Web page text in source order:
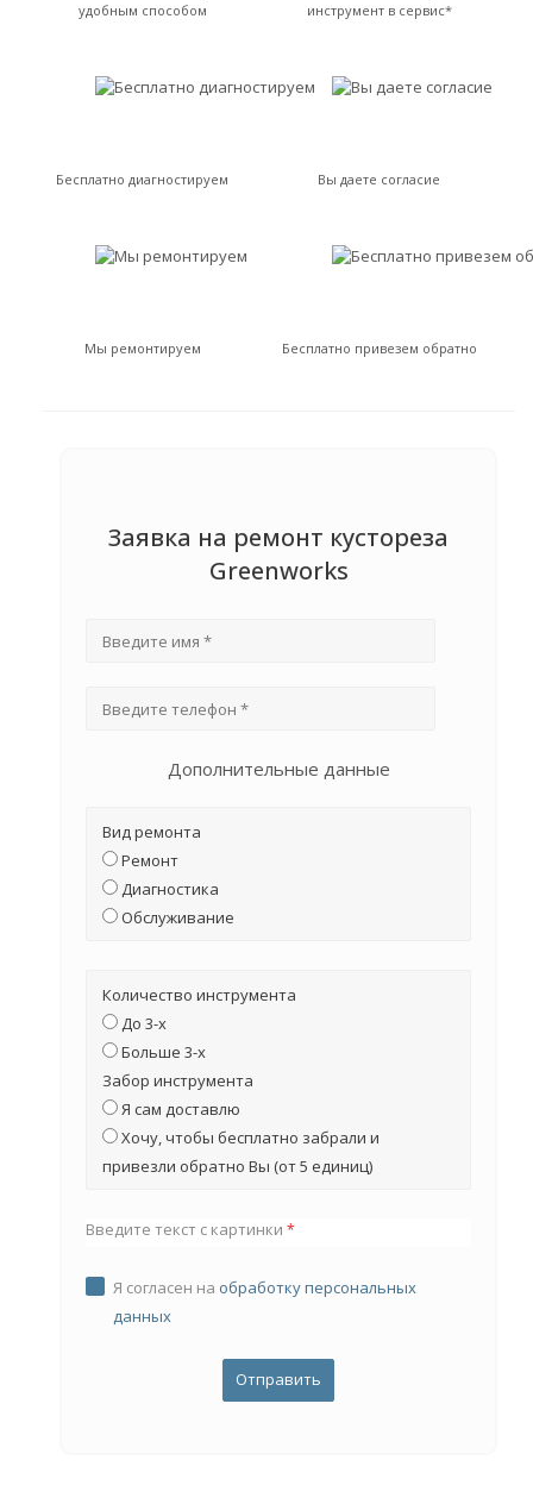
удобным способом
инструмент в сервис*
Бесплатно диагностируем Вы даете согласие
Мы ремонтируем Бесплатно привезем обратно
Заявка на ремонт кустореза
Greenworks
Дополнительные данные
Вид ремонта
Ремонт
Диагностика
Обслуживание
Количество инструмента
До 3-х
Больше 3-х
Забор инструмента
Я сам доставлю
Хочу, чтобы бесплатно забрали и
привезли обратно Вы (от 5 единиц)
Введите текст с картинки *
Я согласен на обработку персональных
данных